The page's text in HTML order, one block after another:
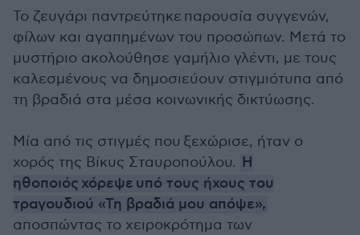
Το ζευγάρι παντρεύτηκε παρουσία συγγενών,
φίλων και αγαπημένων του προσώπων. Μετά το
μυστήριο ακολούθησε γαμήλιο γλέντι, με τους
καλεσμένους να δημοσιεύουν στιγμιότυπα από
τη βραδιά στα μέσα κοινωνικής δικτύωσης.
Μία από τις στιγμές που ξεχώρισε, ήταν ο
χορός της Βίκυς Σταυροπούλου. Η
ηθοποιός χόρεψε υπό τους ήχους του
τραγουδιού «Τη βραδιά μου απόψε»,
αποσπώντας το χειροκρότημα των